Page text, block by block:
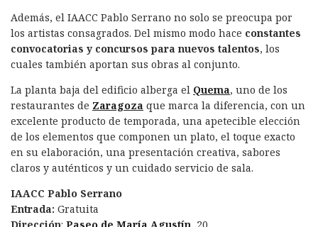
Además, el IAACC Pablo Serrano no solo se preocupa por
los artistas consagrados. Del mismo modo hace constantes
convocatorias y concursos para nuevos talentos, los
cuales también aportan sus obras al conjunto.
La planta baja del edificio alberga el Quema, uno de los
restaurantes de Zaragoza que marca la diferencia, con un
excelente producto de temporada, una apetecible elección
de los elementos que componen un plato, el toque exacto
en su elaboración, una presentación creativa, sabores
claros y auténticos y un cuidado servicio de sala.
IAACC Pablo Serrano
Entrada: Gratuita